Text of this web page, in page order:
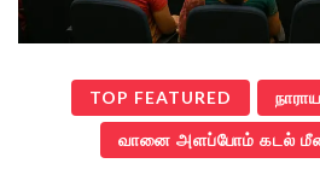
TOP FEATURED
வானை அளப்போம் கடல்